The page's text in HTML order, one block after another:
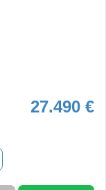
27.490 €